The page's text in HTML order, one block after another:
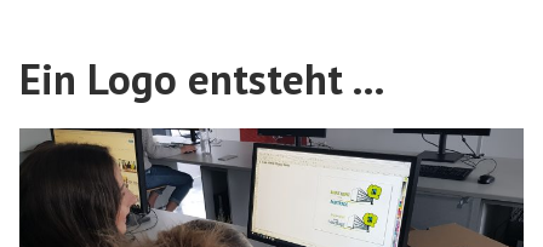
Ein Logo entsteht …